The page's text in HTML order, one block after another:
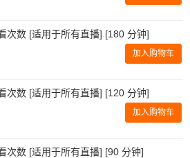
次数 [适用于所有直播] [180 分钟]
加入购物车
次数 [适用于所有直播] [120 分钟]
加入购物车
次数 [适用于所有直播] [90 分钟]